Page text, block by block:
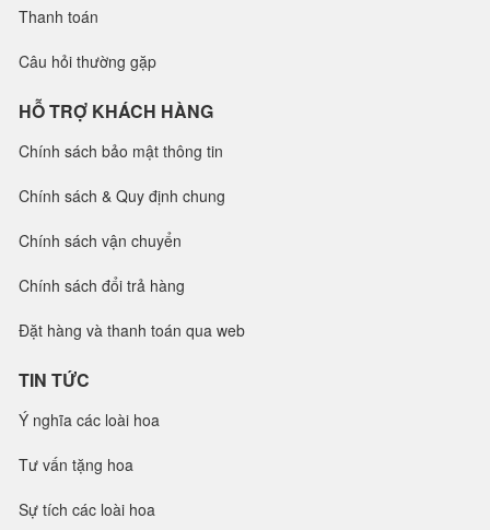
Thanh toán
Câu hỏi thường gặp
HỖ TRỢ KHÁCH HÀNG
Chính sách bảo mật thông tin
Chính sách & Quy định chung
Chính sách vận chuyển
Chính sách đổi trả hàng
Đặt hàng và thanh toán qua web
TIN TỨC
Ý nghĩa các loài hoa
Tư vấn tặng hoa
Sự tích các loài hoa